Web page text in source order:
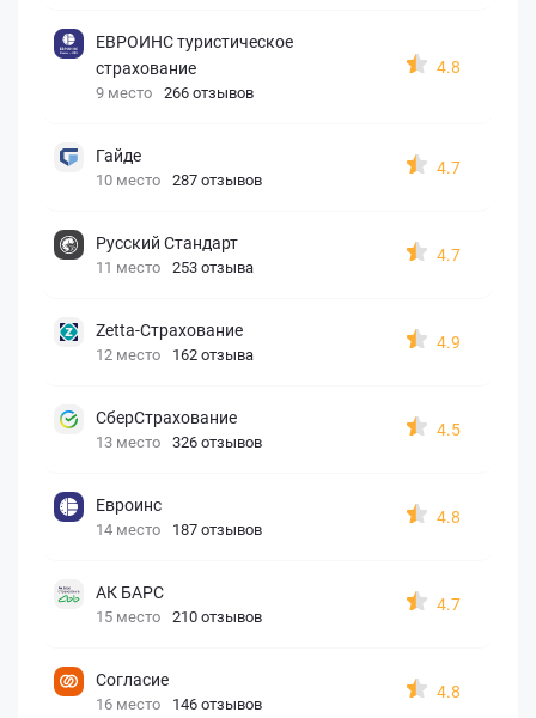
ЕВРОИНС туристическое
страхование
9 место 266 отзывов
4.8
Гайде
10 место 287 отзывов
4.7
Русский Стандарт
11 место 253 отзыва
4.7
Zetta-Страхование
12 место 162 отзыва
4.9
СберСтрахование
13 место 326 отзывов
4.5
Евроинс
14 место 187 отзывов
4.8
АК БАРС
15 место 210 отзывов
4.7
Согласие
16 место 146 отзывов
4.8